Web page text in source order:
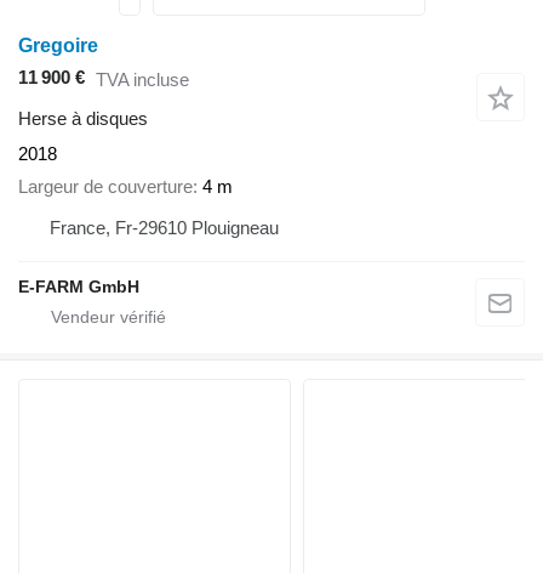
Gregoire
11 900 € TVA incluse
Herse à disques
2018
Largeur de couverture 4 m
France, Fr-29610 Plouigneau
E-FARM GmbH